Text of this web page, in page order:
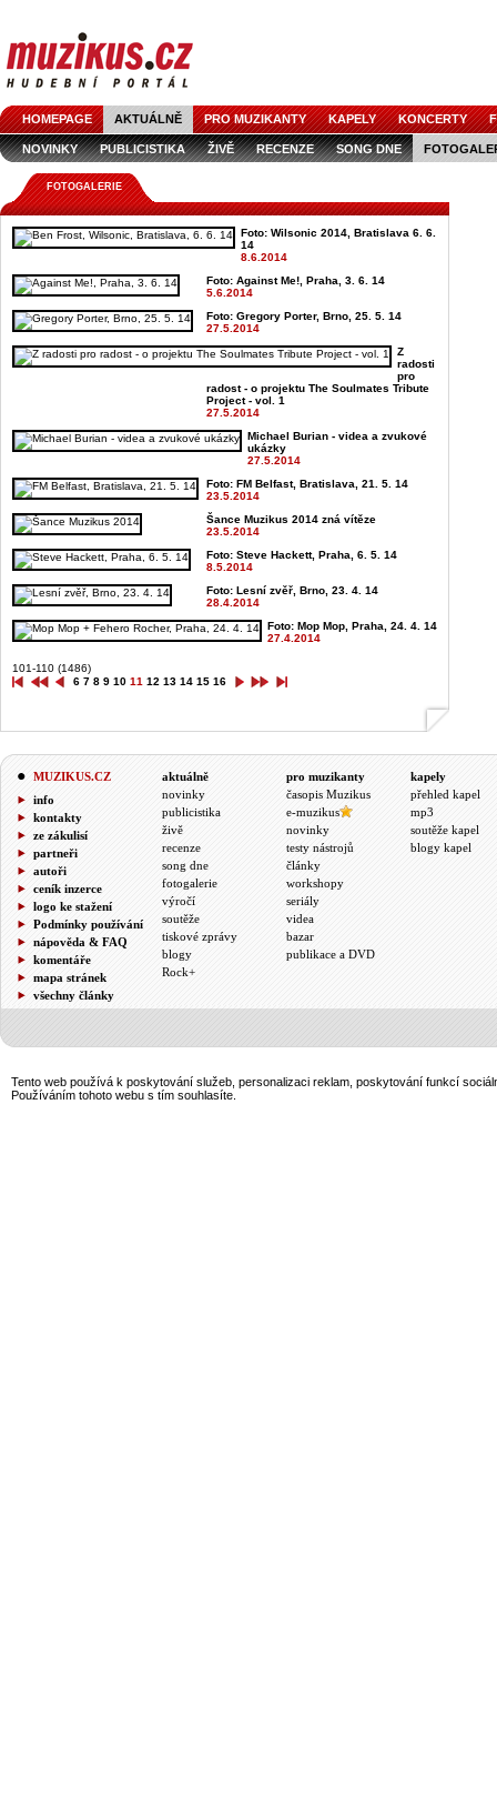
HOMEPAGE AKTUÁLNĚ PRO MUZIKANTY KAPELY KONCERTY
NOVINKY PUBLICISTIKA ŽIVĚ RECENZE SONG DNE
FOTOGALERIE
Foto: Wilsonic 2014, Bratislava 6. 6.
14
8.6.2014
Foto: Against Me!, Praha, 3. 6. 14
5.6.2014
Foto: Gregory Porter, Brno, 25. 5. 14
27.5.2014
Z
radosti
pro
radost - o projektu The Soulmates Tribute
Project - vol. 1
27.5.2014
Michael Burian - videa a zvukové
ukázky
27.5.2014
Foto: FM Belfast, Bratislava, 21. 5. 14
23.5.2014
Šance Muzikus 2014 zná vítěze
23.5.2014
Foto: Steve Hackett, Praha, 6. 5. 14
8.5.2014
Foto: Lesní zvěř, Brno, 23. 4. 14
28.4.2014
Foto: Mop Mop, Praha, 24. 4. 14
27.4.2014
101-110 (1486)
6 7 8 9 10 11 12 13 14 15 16
MUZIKUS.CZ
info
kontakty
ze zákulisí
partneři
autoři
ceník inzerce
logo ke stažení
Podmínky používání
nápověda & FAQ
komentáře
mapa stránek
všechny články
aktuálně
novinky
publicistika
živě
recenze
song dne
fotogalerie
výročí
soutěže
tiskové zprávy
blogy
Rock+
pro muzikanty
časopis Muzikus
e-muzikus
novinky
testy nástrojů
články
workshopy
seriály
videa
bazar
publikace a DVD
kapely
přehled kapel
mp3
soutěže kapel
blogy kapel
Tento web používá k poskytování služeb, personalizaci reklam, poskytování funkcí
Používáním tohoto webu s tím souhlasíte.